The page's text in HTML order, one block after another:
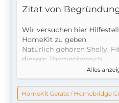
Zitat von
Wir versuchen hier
HomeKit zu geben.
Natürlich gehören Shelly,
diesem Themenbereich.
Wo es aber um Sicherheit
Grenzen setzen.
Wie schon mehrfach
stromführenden
Alles
HomeKit Geräte / Homebridge